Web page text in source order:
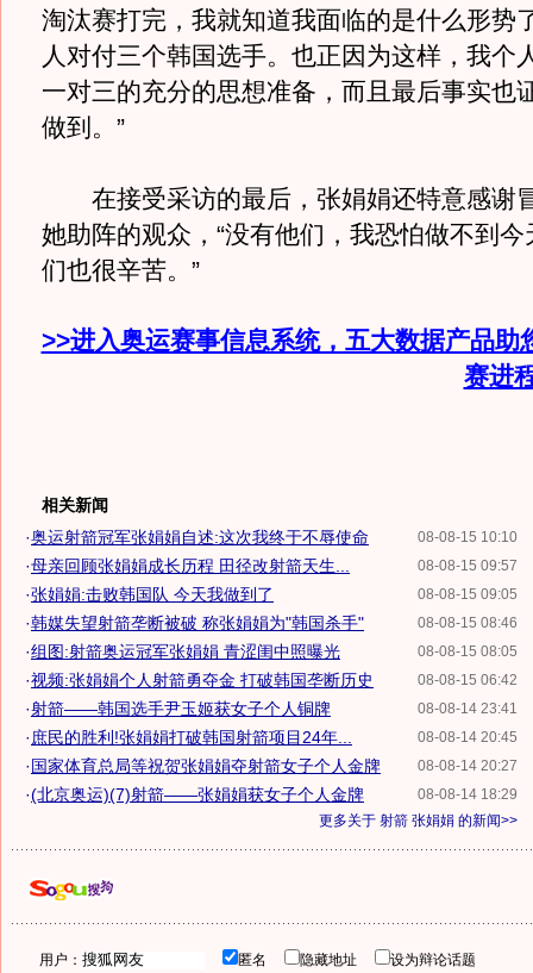
淘汰赛打完，我就知道我面临的是什么形势
人对付三个韩国选手。也正因为这样，我个
一对三的充分的思想准备，而且最后事实也
做到。”
在接受采访的最后，张娟娟还特意感谢
她助阵的观众，“没有他们，我恐怕做不到
们也很辛苦。”
>>进入奥运赛事信息系统，五大数据产品助
赛进
相关新闻
08-08-15 10:10
·奥运射箭冠军张娟娟自述:这次我终于不辱使命
08-08-15 09:57
·母亲回顾张娟娟成长历程 田径改射箭天生...
08-08-15 09:05
·张娟娟:击败韩国队 今天我做到了
08-08-15 08:46
·韩媒失望射箭垄断被破 称张娟娟为"韩国杀手"
08-08-15 08:05
·组图:射箭奥运冠军张娟娟 青涩闺中照曝光
08-08-15 06:42
·视频:张娟娟个人射箭勇夺金 打破韩国垄断历史
08-08-14 23:41
·射箭——韩国选手尹玉姬获女子个人铜牌
08-08-14 20:45
· 庶民的胜利!张娟娟打破韩国射箭项目24年...
08-08-14 20:27
·国家体育总局等祝贺张娟娟夺射箭女子个人金牌
08-08-14 18:29
·(北京奥运)(7)射箭——张娟娟获女子个人金牌
更多关于 射箭 张娟娟 的新闻>>
用户： 匿名 隐藏地址
设为辩论话题